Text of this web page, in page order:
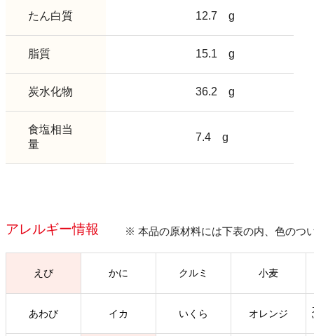
たん白質 12.7 g
脂質 15.1 g
炭水化物 36.2 g
食塩相当
量
7.4 g
アレルギー情報 ※ 本品の原材料には下表の内、色のつ
えび かに クルミ 小麦
あわび イカ いくら オレンジ